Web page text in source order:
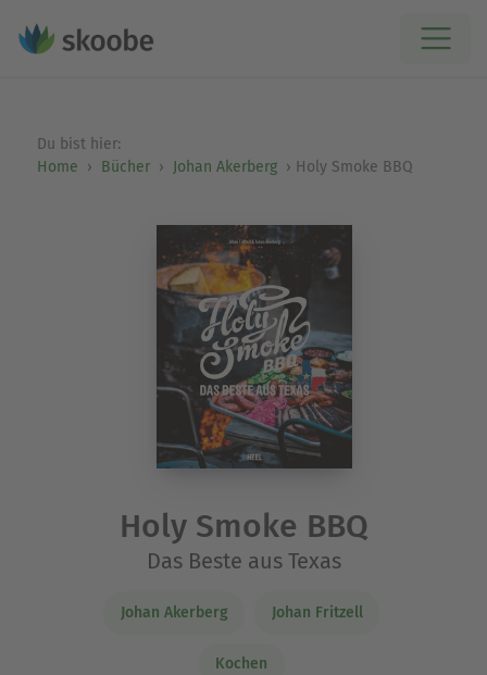
Du bist hier:
Home
Bücher Johan Akerberg Holy Smoke BBQ
Holy Smoke BBQ
Das Beste aus Texas
Johan Akerberg Johan Fritzell
Kochen